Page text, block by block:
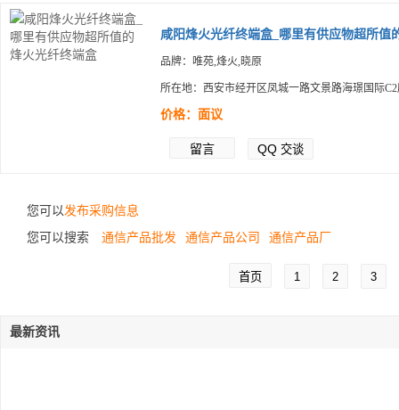
咸阳烽火光纤终端盒_哪里有供应物超所值
品牌：唯苑,烽火,晓原
所在地：西安市经开区凤城一路文景路海璟国际
价格：面议
留言 QQ 交谈
您可以发布采购信息
您可以搜索
通信产品批发 通信产品公司 通信产品厂
首页 1 2 3
最新资讯